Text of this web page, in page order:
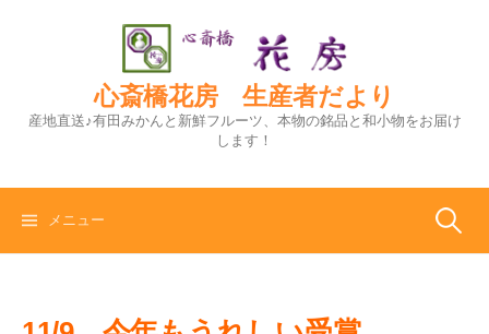
キ
心斎橋花房 生産者だより
産地直送♪有田みかんと新鮮フルーツ、本物の銘品と和小物をお届け
します！
メニュー 検